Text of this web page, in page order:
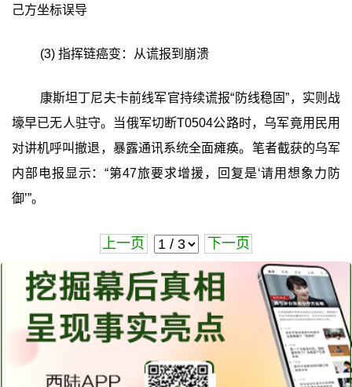
己方坐标误导
(3) 指挥链癌变：从谎报到崩溃
康斯坦丁尼夫卡前线军官持续谎报“防线稳固”，实则战
壕早已无人驻守。当俄军切断T0504公路时，乌军竟用民用
对讲机呼叫撤退，暴露通讯系统全面瘫痪。笔者截获的乌军
内部电报显示：“第47旅要求增援，回复是‘请用想象力防
御’”。
上一页 下一页